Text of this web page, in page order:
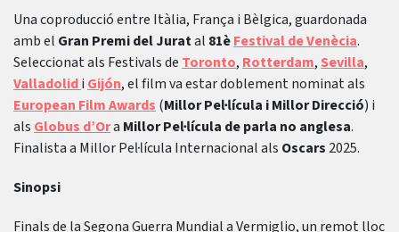
Una coproducció entre Itàlia, França i Bèlgica, guardonada
amb el Gran Premi del Juratal 81èFestival de Venècia.
Seleccionat als Festivals de Toronto, Rotterdam, Sevilla,
Valladolidi Gijón, el film va estar doblement nominat als
European Film Awards (Millor Pel·lícula i Millor Direcció) i
als Globus d’Ora Millor Pel·lícula de parla no anglesa.
Finalista a Millor Pel·lícula Internacional als Oscars 2025.
Sinopsi
Finals de la Segona Guerra Mundial a Vermiglio, un remot lloc